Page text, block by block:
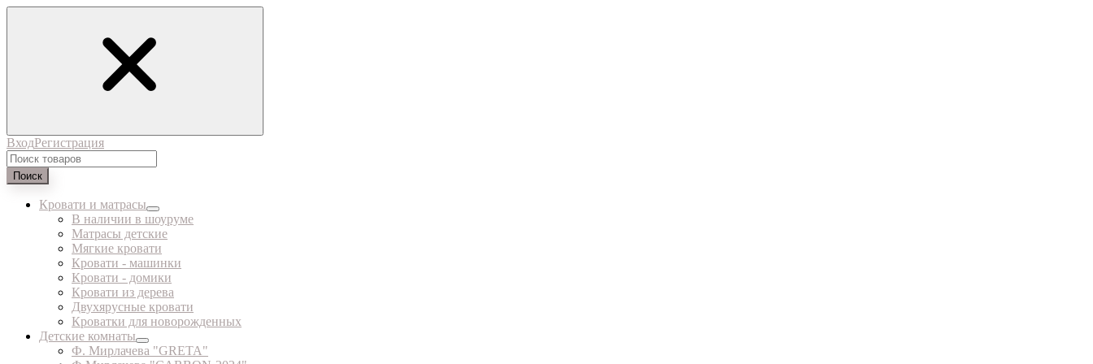
ВходРегистрация
Поиск
Кровати и матрасы
В наличии в шоуруме
Матрасы детские
Мягкие кровати
Кровати - машинки
Кровати - домики
Кровати из дерева
Двухярусные кровати
Кроватки для новорожденных
Детские комнаты
Ф. Мирлачева "GRETA"